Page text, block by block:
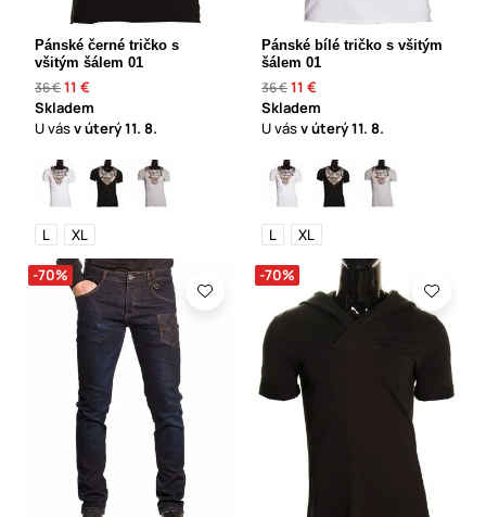
Pánské černé tričko s
všitým šálem 01
36 €11 €
Skladem
U vásv úterý11. 8.
L XL
Pánské bílé tričko s všitým
šálem 01
36 €11 €
Skladem
U vásv úterý11. 8.
L XL
-70% -70%